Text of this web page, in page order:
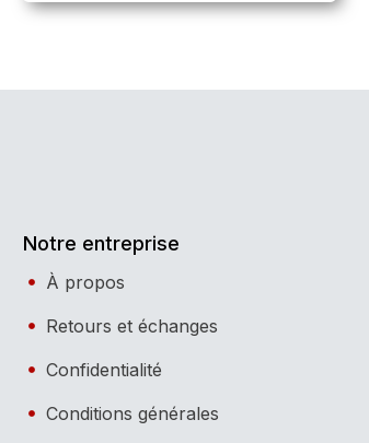
Notre entreprise
À propos
Retours et échanges
Confidentialité
Conditions générales